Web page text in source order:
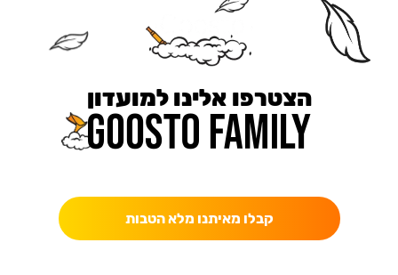
הצטרפו אלינו למועדון
קבלו מאיתנו מלא הטבות